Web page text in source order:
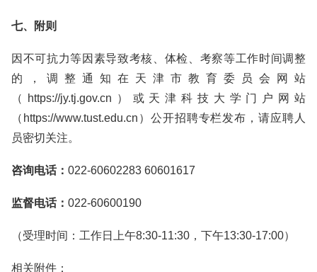
七、附则
因不可抗力等因素导致考核、体检、考察等工作时间调整
的，调整通知在天津市教育委员会网站
（https://jy.tj.gov.cn）或天津科技大学门户网站
（https://www.tust.edu.cn）公开招聘专栏发布，请应聘人
员密切关注。
咨询电话： 022-60602283 60601617
监督电话： 022-60600190
（受理时间：工作日上午8:30-11:30，下午13:30-17:00）
相关附件：